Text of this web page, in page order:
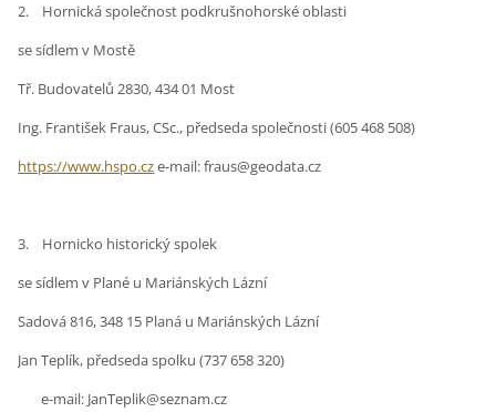
2. Hornická společnost podkrušnohorské oblasti
se sídlem v Mostě
Tř. Budovatelů 2830, 434 01 Most
Ing. František Fraus, CSc., předseda společnosti (605 468 508)
https://www.hspo.cze-mail: fraus@geodata.cz
3. Hornicko historický spolek
se sídlem v Plané u Mariánských Lázní
Sadová 816, 348 15 Planá u Mariánských Lázní
Jan Teplík, předseda spolku (737 658 320)
e-mail: JanTeplik@seznam.cz